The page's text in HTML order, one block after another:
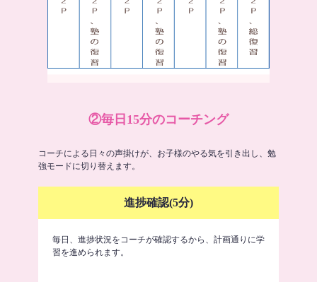
②毎日15分のコーチング
コーチによる日々の声掛けが、お子様のやる気を引き出し、勉
強モードに切り替えます。
進捗確認(5分)
毎日、進捗状況をコーチが確認するから、計画通りに学
習を進められます。